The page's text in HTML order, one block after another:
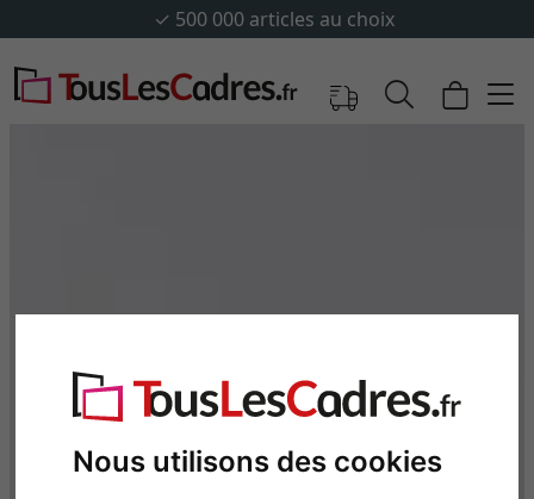
Nous utilisons des cookies
✓500 000 articles au choix